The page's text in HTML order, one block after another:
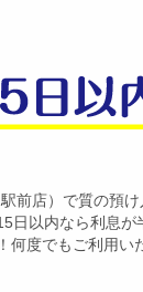
前店）で質の預
日以内なら利息が
何度でもご利用い